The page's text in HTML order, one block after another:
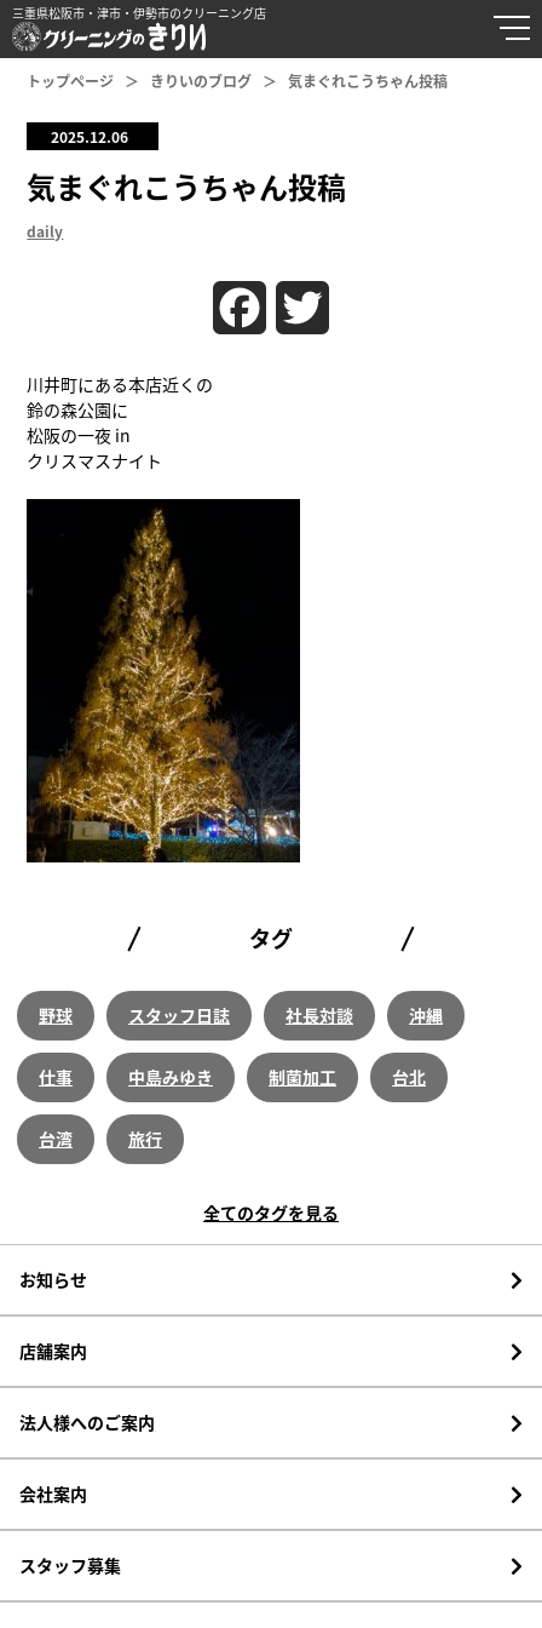
三重県松阪市・津市・伊勢市のクリーニング店
トップページ きりいのブログ 気まぐれこうちゃん投稿
2025.12.06
気まぐれこうちゃん投稿
daily
Facebook
川井町にある本店近くの
鈴の森公園に
松阪の一夜 in
クリスマスナイト
タグ
野球 スタッフ日誌 社長対談 沖縄
仕事 中島みゆき 制菌加工 台北
台湾 旅行
全てのタグを見る
お知らせ
店舗案内
法人様へのご案内
会社案内
スタッフ募集